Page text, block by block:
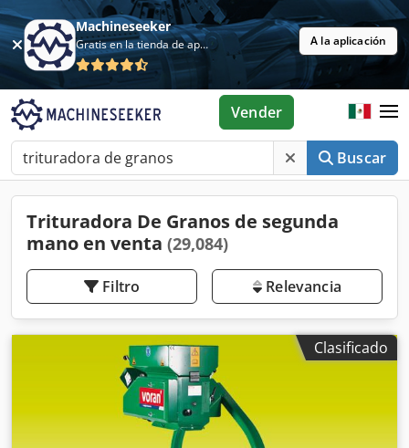
Machineseeker
Gratis en la tienda de aplicaciones A la aplicación
Buscar
Vender
Trituradora De Granos de segunda
mano en venta (29,084)
Filtro Relevancia
Clasificado